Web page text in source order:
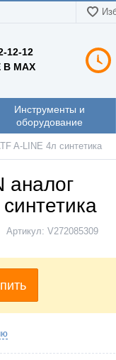
12-12
MAX
Инструменты и
оборудование
A-LINE 4л синтетика
Артикул: V272085309